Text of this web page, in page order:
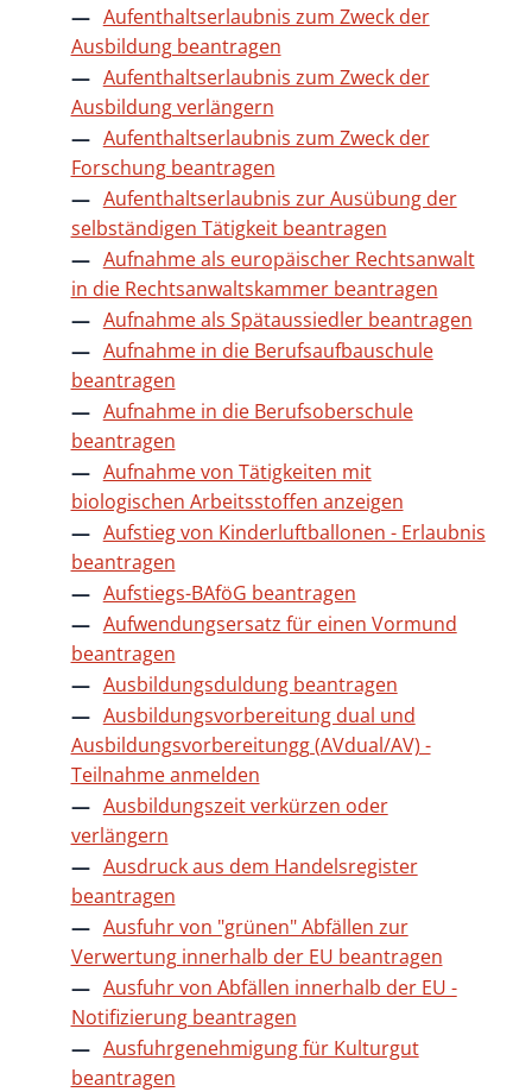
Aufenthaltserlaubnis zum Zweck der
Ausbildung beantragen
Aufenthaltserlaubnis zum Zweck der
Ausbildung verlängern
Aufenthaltserlaubnis zum Zweck der
Forschung beantragen
Aufenthaltserlaubnis zur Ausübung der
selbständigen Tätigkeit beantragen
Aufnahme als europäischer Rechtsanwalt
in die Rechtsanwaltskammer beantragen
Aufnahme als Spätaussiedler beantragen
Aufnahme in die Berufsaufbauschule
beantragen
Aufnahme in die Berufsoberschule
beantragen
Aufnahme von Tätigkeiten mit
biologischen Arbeitsstoffen anzeigen
Aufstieg von Kinderluftballonen - Erlaubnis
beantragen
Aufstiegs-BAföG beantragen
Aufwendungsersatz für einen Vormund
beantragen
Ausbildungsduldung beantragen
Ausbildungsvorbereitung dual und
Ausbildungsvorbereitungg (AVdual/AV) -
Teilnahme anmelden
Ausbildungszeit verkürzen oder
verlängern
Ausdruck aus dem Handelsregister
beantragen
Ausfuhr von "grünen" Abfällen zur
Verwertung innerhalb der EU beantragen
Ausfuhr von Abfällen innerhalb der EU -
Notifizierung beantragen
Ausfuhrgenehmigung für Kulturgut
beantragen